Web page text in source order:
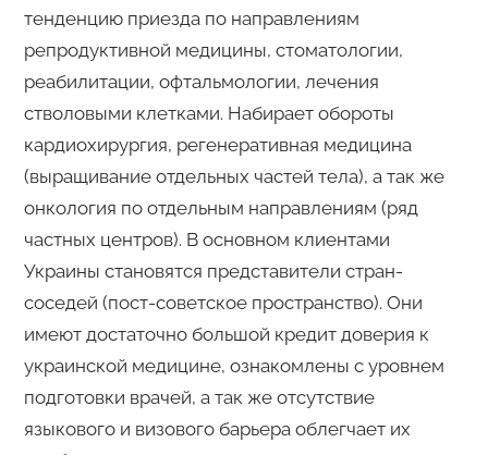
тенденцию приезда по направлениям
репродуктивной медицины, стоматологии,
реабилитации, офтальмологии, лечения
стволовыми клетками. Набирает обороты
кардиохирургия, регенеративная медицина
(выращивание отдельных частей тела), а так же
онкология по отдельным направлениям (ряд
частных центров). В основном клиентами
Украины становятся представители стран-
соседей (пост-советское пространство). Они
имеют достаточно большой кредит доверия к
украинской медицине, ознакомлены с уровнем
подготовки врачей, а так же отсутствие
языкового и визового барьера облегчает их